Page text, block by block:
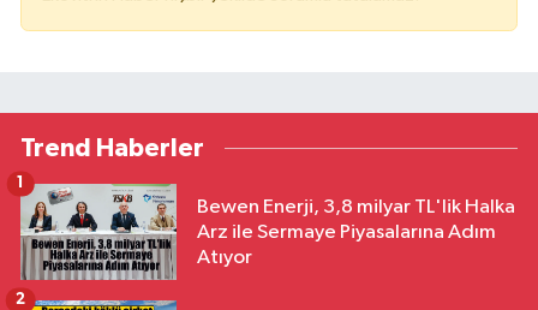
Trend Haberler
Bewen Enerji, 3,8 milyar TL'lik Halka
Arz ile Sermaye Piyasalarına Adım
Atıyor
1
2